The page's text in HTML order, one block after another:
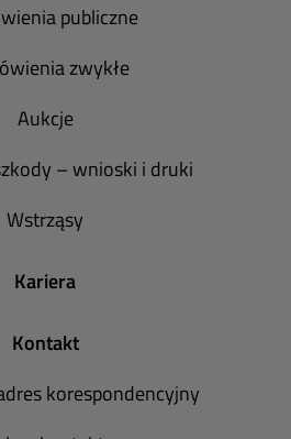
publiczne
zwykłe
Aukcje
– wnioski i druki
Wstrząsy
Kariera
Kontakt
korespondencyjny